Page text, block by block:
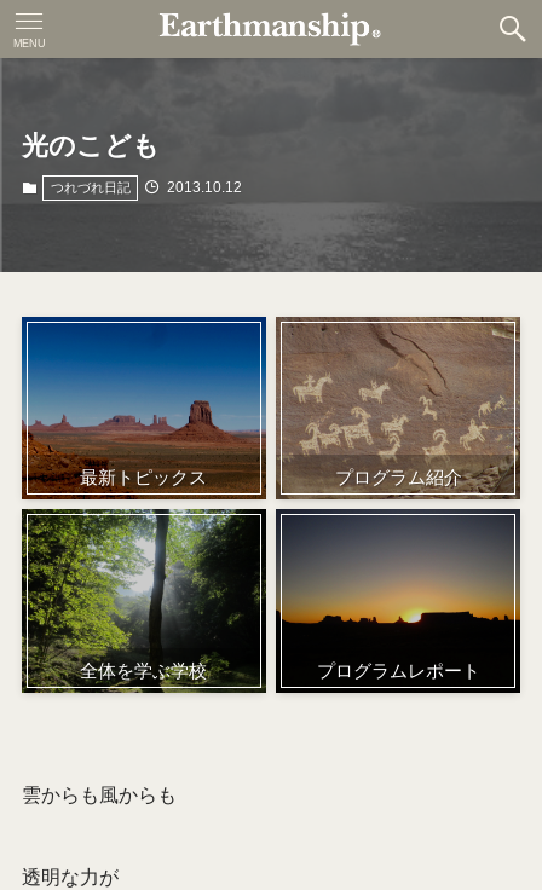
MENU
光のこども
つれづれ日記 2013.10.12
最新トピックス プログラム紹介
全体を学ぶ学校 プログラムレポート
雲からも風からも
透明な力が